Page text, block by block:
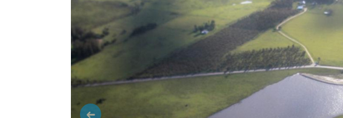
Anterior